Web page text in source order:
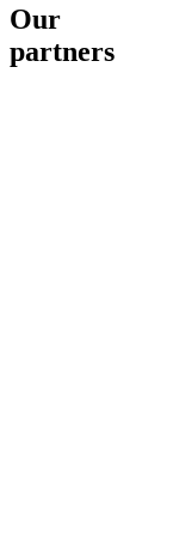
Our
partners